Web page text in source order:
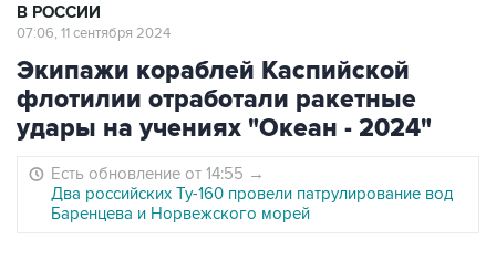
В РОССИИ
07:06, 11 сентября 2024
Экипажи кораблей Каспийской
флотилии отработали ракетные
удары на учениях "Океан - 2024"
Есть обновление от 14:55 →
Два российских Ту-160 провели патрулирование вод
Баренцева и Норвежского морей